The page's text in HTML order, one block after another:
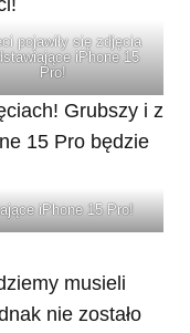
pojawiły się zdjęcia
iPhone 15
Pro!
iPhone 15 Pro!
musieli
nie zostało